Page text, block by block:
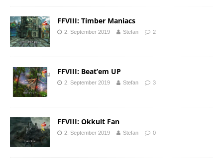
FFVIII: Timber Maniacs
2. September 2019 Stefan 2
FFVIII: Beat’em UP
2. September 2019 Stefan 3
FFVIII: Okkult Fan
2. September 2019 Stefan 0